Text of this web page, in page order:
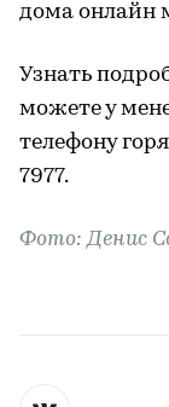
дома онлайн
Узнать
можете у
телефону
7977.
Фото: Денис